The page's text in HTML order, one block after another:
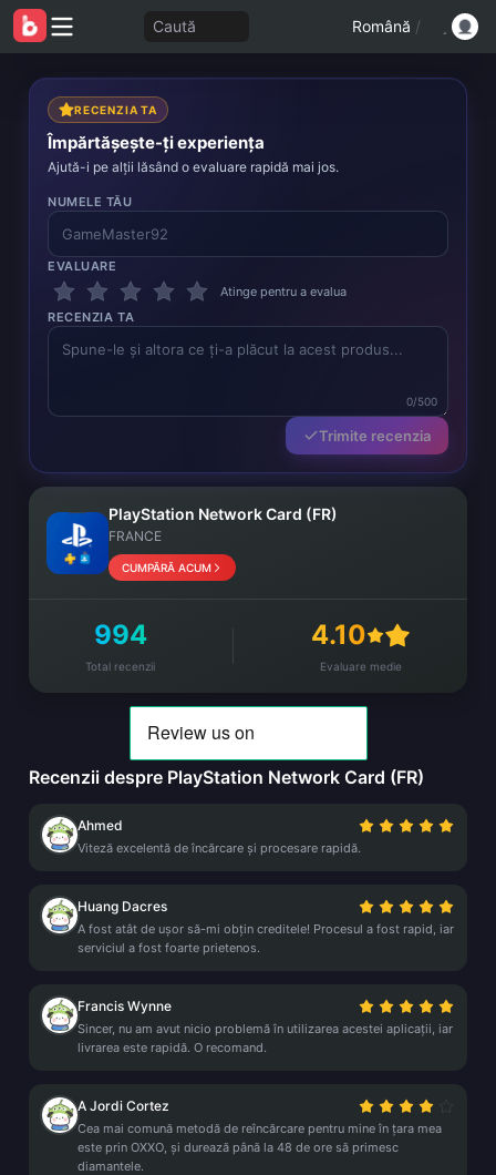
Caută Română /
RECENZIA TA
Împărtășește-ți experiența
Ajută-i pe alții lăsând o evaluare rapidă mai jos.
NUMELE TĂU
EVALUARE
Atinge pentru a evalua
RECENZIA TA
0/500
Trimite recenzia
PlayStation Network Card (FR)
FRANCE
CUMPĂRĂ ACUM
994
Total recenzii
4.10
Evaluare medie
Recenzii despre PlayStation Network Card (FR)
Ahmed
Viteză excelentă de încărcare și procesare rapidă.
Huang Dacres
A fost atât de ușor să-mi obțin creditele! Procesul a fost rapid, iar
serviciul a fost foarte prietenos.
Francis Wynne
Sincer, nu am avut nicio problemă în utilizarea acestei aplicații, iar
livrarea este rapidă. O recomand.
A Jordi Cortez
Cea mai comună metodă de reîncărcare pentru mine în țara mea
este prin OXXO, și durează până la 48 de ore să primesc
diamantele.